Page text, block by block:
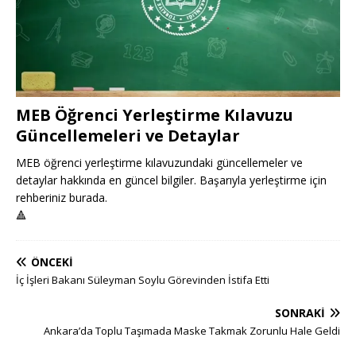
MEB Öğrenci Yerleştirme Kılavuzu
Güncellemeleri ve Detaylar
MEB öğrenci yerleştirme kılavuzundaki güncellemeler ve
detaylar hakkında en güncel bilgiler. Başarıyla yerleştirme için
rehberiniz burada.
🔺
ÖNCEKI
İç İşleri Bakanı Süleyman Soylu Görevinden İstifa Etti
SONRAKI
Ankara’da Toplu Taşımada Maske Takmak Zorunlu Hale Geldi